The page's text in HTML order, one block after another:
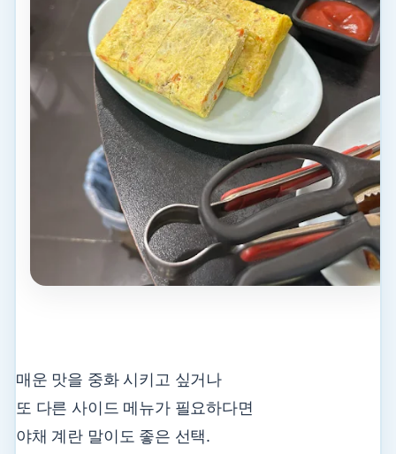
매운 맛을 중화 시키고 싶거나
또 다른 사이드 메뉴가 필요하다면
야채 계란 말이도 좋은 선택.